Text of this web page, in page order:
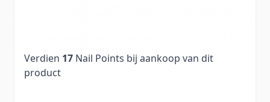
Verdien 17 Nail Points bij aankoop van dit
product